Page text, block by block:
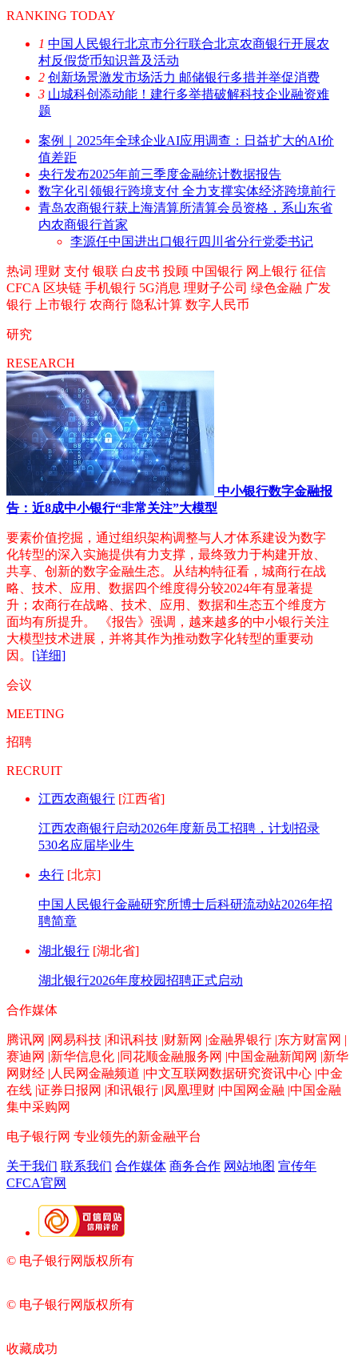
RANKING TODAY
1 中国人民银行北京市分行联合北京农商银行开展农
村反假货币知识普及活动
2 创新场景激发市场活力 邮储银行多措并举促消费
3 山城科创添动能！建行多举措破解科技企业融资难
题
案例｜2025年全球企业AI应用调查：日益扩大的AI价
值差距
央行发布2025年前三季度金融统计数据报告
数字化引领银行跨境支付 全力支撑实体经济跨境前行
青岛农商银行获上海清算所清算会员资格，系山东省
内农商银行首家
李源任中国进出口银行四川省分行党委书记
热词 理财 支付 银联 白皮书 投顾 中国银行 网上银行 征信
CFCA 区块链 手机银行 5G消息 理财子公司 绿色金融 广发
银行
上市银行 农商行 隐私计算 数字人民币
研究
RESEARCH
中小银行数字金融报
告：近8成中小银行“非常关注”大模型
要素价值挖掘，通过组织架构调整与人才体系建设为数字
化转型的深入实施提供有力支撑，最终致力于构建开放、
共享、创新的数字金融生态。从结构特征看，城商行在战
略、技术、应用、数据四个维度得分较2024年有显著提
升；农商行在战略、技术、应用、数据和生态五个维度方
面均有所提升。 《报告》强调，越来越多的中小银行关注
大模型技术进展，并将其作为推动数字化转型的重要动
因。 [详细]
会议
MEETING
招聘
RECRUIT
江西农商银行 [江西省]
江西农商银行启动2026年度新员工招聘，计划招录
530名应届毕业生
央行 [北京]
中国人民银行金融研究所博士后科研流动站2026年招
聘简章
湖北银行 [湖北省]
湖北银行2026年度校园招聘正式启动
合作媒体
腾讯网 |网易科技 |和讯科技 |财新网 |金融界银行 |东方财富网 |
赛迪网 |新华信息化 |同花顺金融服务网 |中国金融新闻网 |新华
网财经 |人民网金融频道 |中文互联网数据研究资讯中心 |中金
在线 |证券日报网 |和讯银行 |凤凰理财 |中国网金融 |中国金融
集中采购网
电子银行网 专业领先的新金融平台
关于我们 联系我们 合作媒体 商务合作 网站地图 宣传年
CFCA官网
© 电子银行网版权所有
© 电子银行网版权所有
收藏成功